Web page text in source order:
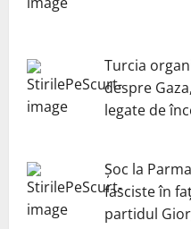
Turcia
despre
legate de
Șoc la
fasciste în
partidul